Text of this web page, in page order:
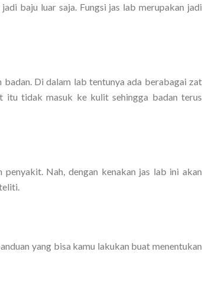
baju luar saja. Fungsi jas lab merupakan jadi
badan. Di dalam lab tentunya ada berabagai zat
itu tidak masuk ke kulit sehingga badan terus
Nah, dengan kenakan jas lab ini akan
yang bisa kamu lakukan buat menentukan